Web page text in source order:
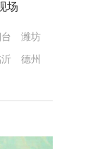
场
潍坊
德州